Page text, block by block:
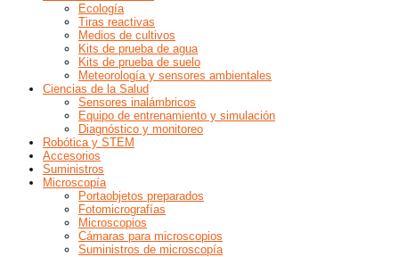
Ecología
Tiras reactivas
Medios de cultivos
Kits de prueba de agua
Kits de prueba de suelo
Meteorología y sensores ambientales
Ciencias de la Salud
Sensores inalámbricos
Equipo de entrenamiento y simulación
Diagnóstico y monitoreo
Robótica y STEM
Accesorios
Suministros
Microscopía
Portaobjetos preparados
Fotomicrografías
Microscopios
Cámaras para microscopios
Suministros de microscopía